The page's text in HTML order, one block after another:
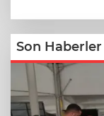
Son Haberler